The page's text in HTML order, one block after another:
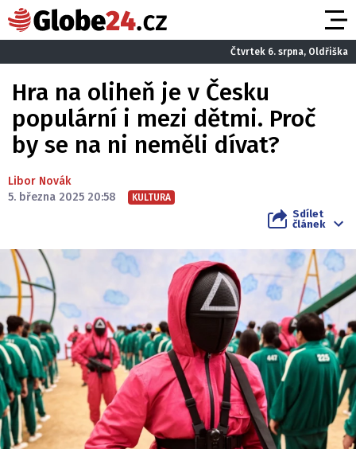
Čtvrtek 6. srpna, Oldřiška
Hra na oliheň je v Česku
populární i mezi dětmi. Proč
by se na ni neměli dívat?
Libor Novák
5. března 2025 20:58
KULTURA
Sdílet
článek